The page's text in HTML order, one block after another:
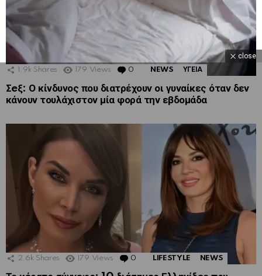
1.9k Shares 179 Views 0 Comments
NEWS ΥΓΕΙΑ
Σeξ: Ο κίνδυνος που διατρέχουν οι γυναίκες όταν δεν
κάνουν τουλάχιστον μία φορά την εβδομάδα
2.6k Shares 179 Views 0 Comments
LIFESTYLE NEWS
close